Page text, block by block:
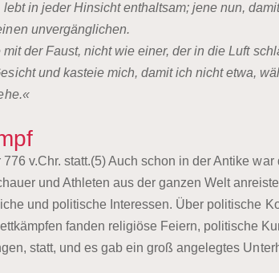
in jeder Hinsicht enthaltsam; jene nun,
unvergänglichen.
der Faust, nicht wie einer, der in die Luft
und kasteie mich, damit ich nicht etwa,
v.Chr. statt.(5) Auch schon in der Antike war
und Athleten aus der ganzen Welt
und politische Interessen. Über politische
fanden religiöse Feiern, politische
statt, und es gab ein groß angelegtes